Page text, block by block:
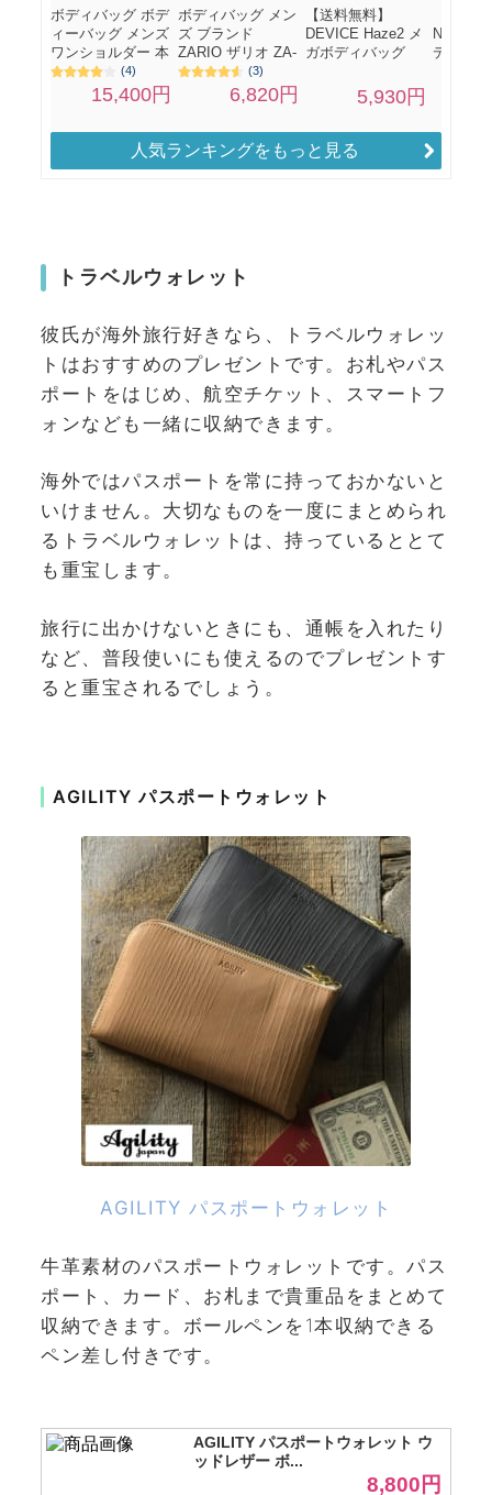
人気ランキングをもっと見る
トラベルウォレット
彼氏が海外旅行好きなら、トラベルウォレッ
トはおすすめのプレゼントです。お札やパス
ポートをはじめ、航空チケット、スマートフ
ォンなども一緒に収納できます。
海外ではパスポートを常に持っておかないと
いけません。大切なものを一度にまとめられ
るトラベルウォレットは、持っているととて
も重宝します。
旅行に出かけないときにも、通帳を入れたり
など、普段使いにも使えるのでプレゼントす
ると重宝されるでしょう。
AGILITY パスポートウォレット
AGILITY パスポートウォレット
牛革素材のパスポートウォレットです。パス
ポート、カード、お札まで貴重品をまとめて
収納できます。ボールペンを1本収納できる
ペン差し付きです。